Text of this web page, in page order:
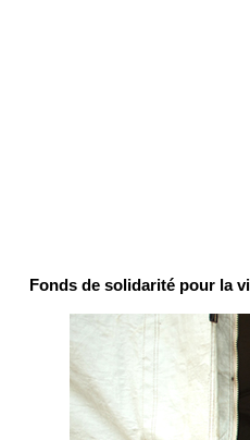
Fonds de solidarité pour la